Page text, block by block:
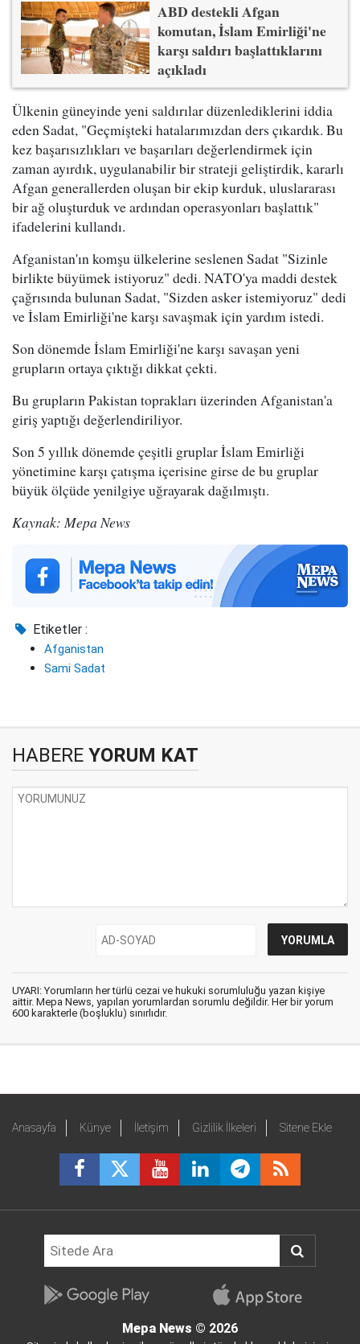
ABD destekli Afgan
komutan, İslam Emirliği'ne
karşı saldırı başlattıklarını
açıkladı
Ülkenin güneyinde yeni saldırılar düzenlediklerini iddia
eden Sadat, "Geçmişteki hatalarımızdan ders çıkardık. Bu
kez başarısızlıkları ve başarıları değerlendirmek için
zaman ayırdık, uygulanabilir bir strateji geliştirdik, kararlı
Afgan generallerden oluşan bir ekip kurduk, uluslararası
bir ağ oluşturduk ve ardından operasyonları başlattık"
ifadelerini kullandı.
Afganistan'ın komşu ülkelerine seslenen Sadat "Sizinle
birlikte büyümek istiyoruz" dedi. NATO'ya maddi destek
çağrısında bulunan Sadat, "Sizden asker istemiyoruz" dedi
ve İslam Emirliği'ne karşı savaşmak için yardım istedi.
Son dönemde İslam Emirliği'ne karşı savaşan yeni
grupların ortaya çıktığı dikkat çekti.
Bu grupların Pakistan toprakları üzerinden Afganistan'a
giriş yaptığı değerlendiriliyor.
Son 5 yıllık dönemde çeşitli gruplar İslam Emirliği
yönetimine karşı çatışma içerisine girse de bu gruplar
büyük ölçüde yenilgiye uğrayarak dağılmıştı.
Kaynak: Mepa News
Etiketler :
Afganistan
Sami Sadat
HABERE YORUM KAT
UYARI: Yorumların her türlü cezai ve hukuki sorumluluğu yazan kişiye
aittir. Mepa News, yapılan yorumlardan sorumlu değildir. Her bir yorum
600 karakterle (boşluklu) sınırlıdır.
Anasayfa Künye İletişim Gizlilik İlkeleri Sitene Ekle
Mepa News © 2026